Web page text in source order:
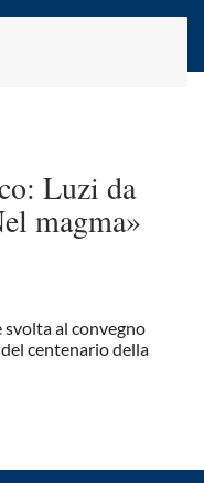
Luperini
Luzi da
magma»
al convegno
del centenario della